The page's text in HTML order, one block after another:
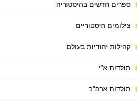
ספרים חדשים בהיסטוריה
צילומים היסטוריים
קהילות יהודיות בעולם
תולדות א"י
תולדות ארה"ב